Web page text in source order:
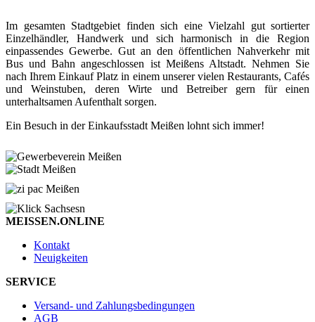
Im gesamten Stadtgebiet finden sich eine Vielzahl gut sortierter
Einzelhändler, Handwerk und sich harmonisch in die Region
einpassendes Gewerbe. Gut an den öffentlichen Nahverkehr mit
Bus und Bahn angeschlossen ist Meißens Altstadt. Nehmen Sie
nach Ihrem Einkauf Platz in einem unserer vielen Restaurants, Cafés
und Weinstuben, deren Wirte und Betreiber gern für einen
unterhaltsamen Aufenthalt sorgen.
Ein Besuch in der Einkaufsstadt Meißen lohnt sich immer!
MEISSEN.ONLINE
Kontakt
Neuigkeiten
SERVICE
Versand- und Zahlungsbedingungen
AGB